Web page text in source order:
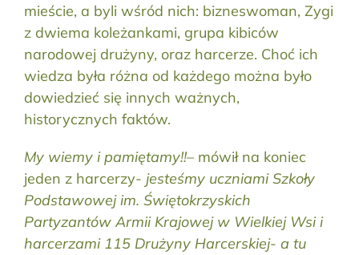
mieście, a byli wśród nich: bizneswoman, Zygi
z dwiema koleżankami, grupa kibiców
narodowej drużyny, oraz harcerze. Choć ich
wiedza była różna od każdego można było
dowiedzieć się innych ważnych,
historycznych faktów.
My wiemy i pamiętamy!!– mówił na koniec
jeden z harcerzy- jesteśmy uczniami Szkoły
Podstawowej im. Świętokrzyskich
Partyzantów Armii Krajowej w Wielkiej Wsi i
harcerzami 115 Drużyny Harcerskiej- a tu